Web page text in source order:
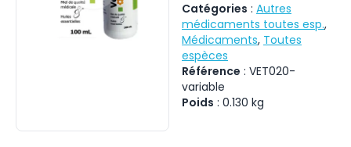
Catégories : Autres
médicaments toutes esp.,
Médicaments, Toutes
espèces
Référence : VET020-
variable
Poids : 0.130 kg